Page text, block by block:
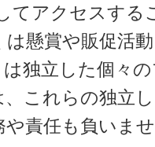
てアクセスする
懸賞や販促活
独立した個々
これらの独立
責任も負いま